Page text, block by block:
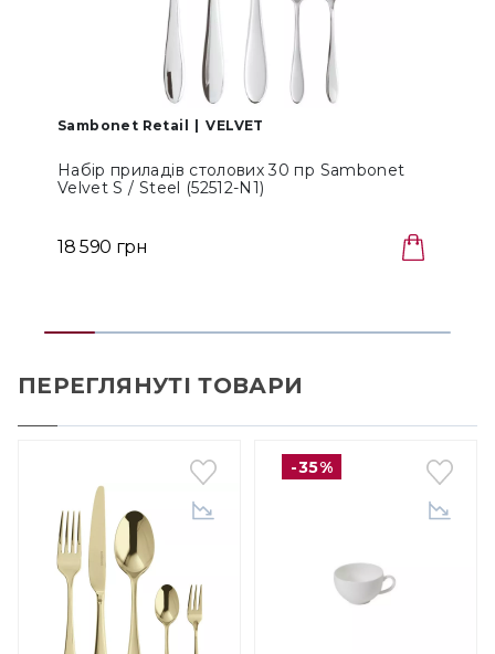
Sambonet Retail VELVET
Набір приладів столових 30 пр Sambonet
Velvet S / Steel (52512-N1)
18 590 грн
ПЕРЕГЛЯНУТІ ТОВАРИ
-35%